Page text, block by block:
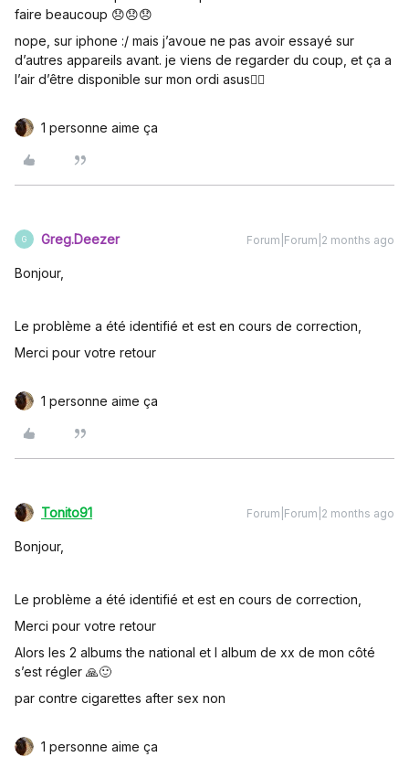
faire beaucoup 😞😞😞
nope, sur iphone :/ mais j’avoue ne pas avoir essayé sur
d’autres appareils avant. je viens de regarder du coup, et ça a
l’air d’être disponible sur mon ordi asus🤷‍♀️
1 personne aime ça
G Greg.Deezer Forum|Forum|2 months ago
Bonjour,
Le problème a été identifié et est en cours de correction,
Merci pour votre retour
1 personne aime ça
Tonito91 Forum|Forum|2 months ago
Bonjour,
Le problème a été identifié et est en cours de correction,
Merci pour votre retour
Alors les 2 albums the national et l album de xx de mon côté
s’est régler 🙏🙂
par contre cigarettes after sex non
1 personne aime ça